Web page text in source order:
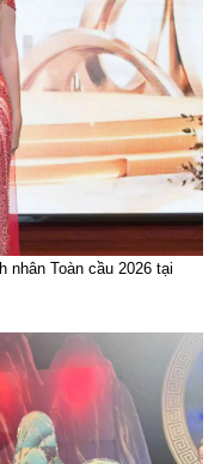
nhân Toàn cầu 2026 tại